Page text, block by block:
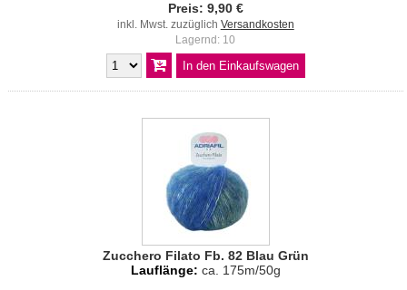
Preis: 9,90 €
inkl. Mwst. zuzüglich Versandkosten
Lagernd: 10
Zucchero Filato Fb. 82 Blau Grün
Lauflänge: ca. 175m/50g